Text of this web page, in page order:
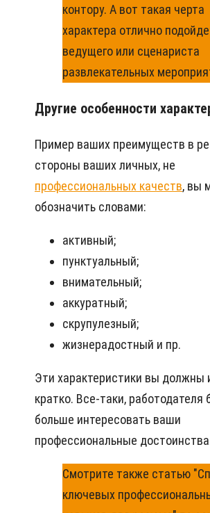
контору. А вот такая черта
характера отлично
ведущего или сценариста
развлекательных
Другие особенности
Пример ваших преимуществ в
стороны ваших личных, не
профессиональных качеств, вы
обозначить словами:
активный;
пунктуальный;
внимательный;
аккуратный;
скрупулезный;
жизнерадостный и пр.
Эти характеристики вы должны
кратко. Все-таки, работодателя
больше интересовать ваши
профессиональные
Смотрите также статью
ключевых